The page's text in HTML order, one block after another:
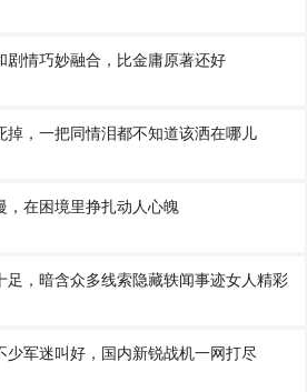
剧情巧妙融合，比金庸原著还好
掉，一把同情泪都不知道该洒在哪儿
，在困境里挣扎动人心魄
足，暗含众多线索隐藏轶闻事迹女人精彩
少军迷叫好，国内新锐战机一网打尽